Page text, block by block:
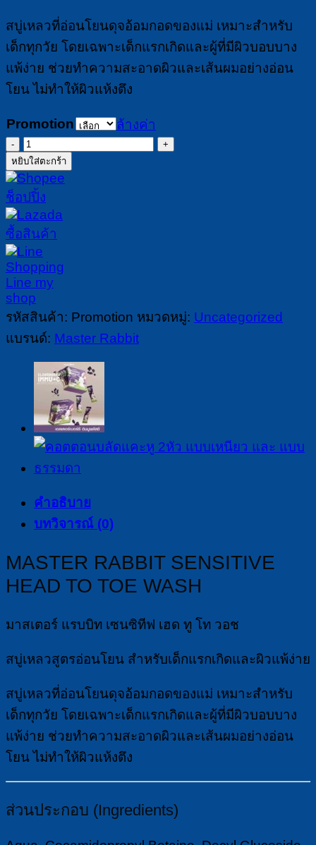
359฿
through
สบู่เหลวที่อ่อนโยนดุจอ้อมกอดของแม่ เหมาะสำหรับ
เด็กทุกวัย โดยเฉพาะเด็กแรกเกิดและผู้ที่มีผิวบอบบาง
แพ้ง่าย ช่วยทำความสะอาดผิวและเส้นผมอย่างอ่อน
โยน ไม่ทำให้ผิวแห้งตึง
Promotion
ล้างค่า
จำนวน
สบู่
เหลว
สำหรับ
ผิว
แพ้
ง่าย
ตั้งแต่
หัว
จรด
MASTER
RABBIT
SENSITIVE
HEAD
TO
TOE
WASH
แรบ
บิท
ซิ
ทีฟ
โท
สบู่
เหลว
สูตร
อ่อน
โยน
สำหรับ
หยิบใส่ตะกร้า
รหัสสินค้า: Promotion หมวดหมู่: Uncategorized
แบรนด์: Master Rabbit
คำอธิบาย
บทวิจารณ์ (0)
MASTER RABBIT SENSITIVE
HEAD TO TOE WASH
มาสเตอร์ แรบบิท เซนซิทีฟ เฮด ทู โท วอช
สบู่เหลวสูตรอ่อนโยน สำหรับเด็กแรกเกิดและผิวแพ้ง่าย
สบู่เหลวที่อ่อนโยนดุจอ้อมกอดของแม่ เหมาะสำหรับ
เด็กทุกวัย โดยเฉพาะเด็กแรกเกิดและผู้ที่มีผิวบอบบาง
แพ้ง่าย ช่วยทำความสะอาดผิวและเส้นผมอย่างอ่อน
โยน ไม่ทำให้ผิวแห้งตึง
ส่วนประกอบ (Ingredients)